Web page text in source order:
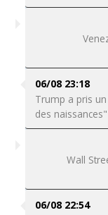
06/08 23:18
Trump a pris
des naissances"
Wall
06/08 22:54